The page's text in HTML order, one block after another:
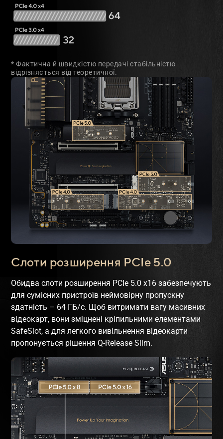
* Фактична й швидкістю передачі стабільністю
відрізняється від теоретичної.
Слоти розширення PCIe 5.0
Обидва слоти розширення PCIe 5.0 x16 забезпечують
для сумісних пристроїв неймовірну пропускну
здатність – 64 ГБ/с. Щоб витримати вагу масивних
відеокарт, вони зміцнені кріпильними елементами
SafeSlot, а для легкого вивільнення відеокарти
пропонується рішення Q-Release Slim.